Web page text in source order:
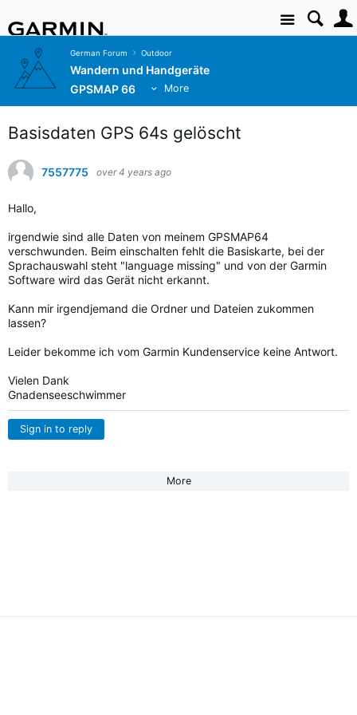
Site
German Forum Outdoor
Wandern und Handgeräte
GPSMAP 66
More
Basisdaten GPS 64s gelöscht
7557775 over 4 years ago
Hallo,
irgendwie sind alle Daten von meinem GPSMAP64
verschwunden. Beim einschalten fehlt die Basiskarte, bei der
Sprachauswahl steht "language missing" und von der Garmin
Software wird das Gerät nicht erkannt.
Kann mir irgendjemand die Ordner und Dateien zukommen
lassen?
Leider bekomme ich vom Garmin Kundenservice keine Antwort.
Vielen Dank
Gnadenseeschwimmer
Sign in to reply
More